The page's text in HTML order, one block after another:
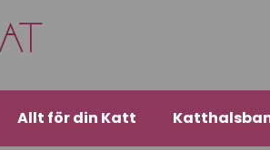
Allt för din Katt